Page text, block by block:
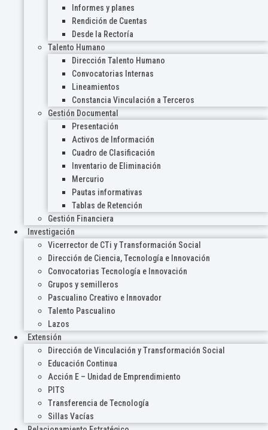
Informes y planes
Rendición de Cuentas
Desde la Rectoría
Talento Humano
Dirección Talento Humano
Convocatorias Internas
Lineamientos
Constancia Vinculación a Terceros
Gestión Documental
Presentación
Activos de Información
Cuadro de Clasificación
Inventario de Eliminación
Mercurio
Pautas informativas
Tablas de Retención
Gestión Financiera
Investigación
Vicerrector de CTi y Transformación Social
Dirección de Ciencia, Tecnología e Innovación
Convocatorias Tecnología e Innovación
Grupos y semilleros
Pascualino Creativo e Innovador
Talento Pascualino
Lazos
Extensión
Dirección de Vinculación y Transformación Social
Educación Continua
Acción E – Unidad de Emprendimiento
PITS
Transferencia de Tecnología
Sillas Vacías